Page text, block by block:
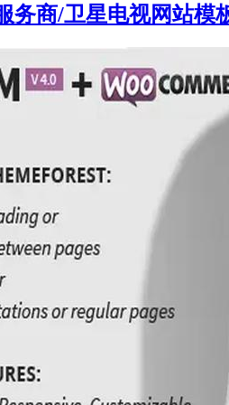
务商/卫星电视网站模